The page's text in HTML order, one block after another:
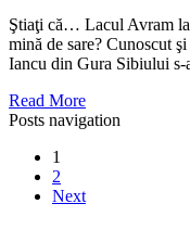
Ştiaţi că… Lacul Avram
mină de sare? Cunoscut
Iancu din Gura Sibiului
Read More
Posts navigation
1
2
Next